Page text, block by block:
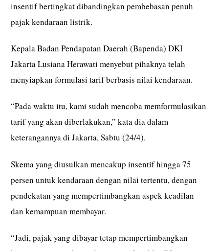
insentif bertingkat dibandingkan pembebasan penuh
pajak kendaraan listrik.
Kepala Badan Pendapatan Daerah (Bapenda) DKI
Jakarta Lusiana Herawati menyebut pihaknya telah
menyiapkan formulasi tarif berbasis nilai kendaraan.
“Pada waktu itu, kami sudah mencoba memformulasikan
tarif yang akan diberlakukan,” kata dia dalam
keterangannya di Jakarta, Sabtu (24/4).
Skema yang diusulkan mencakup insentif hingga 75
persen untuk kendaraan dengan nilai tertentu, dengan
pendekatan yang mempertimbangkan aspek keadilan
dan kemampuan membayar.
“Jadi, pajak yang dibayar tetap mempertimbangkan